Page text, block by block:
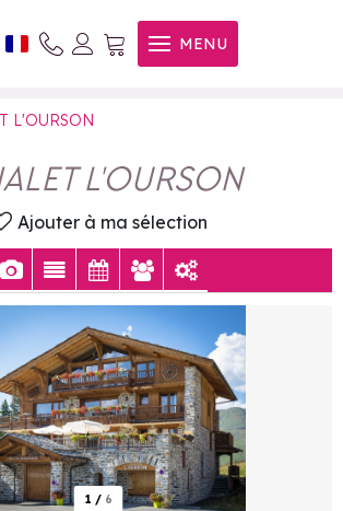
MENU
L'OURSON
L'OURSON
Ajouter à ma sélection
1 / 6